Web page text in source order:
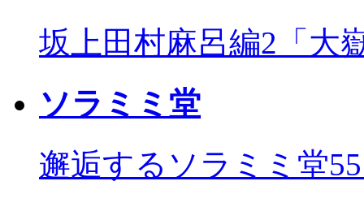
坂上田村麻呂編2「大
ソラミミ堂
邂逅するソラミミ堂